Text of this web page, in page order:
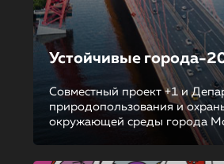
Устойчивые города-
Совместный проект +1 и
природопользования и
окружающей среды города